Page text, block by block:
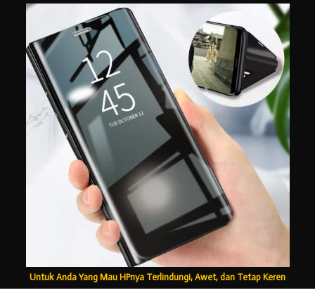
Untuk Anda Yang Mau HPnya Terlindungi, Awet, dan Tetap Keren